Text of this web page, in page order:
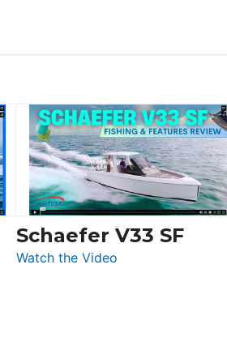
Schaefer V33 SF
Watch the Video: